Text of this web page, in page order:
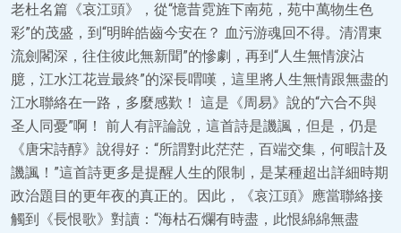
老杜名篇《哀江頭》，從“憶昔霓旌下南苑，苑中萬物生色
彩”的茂盛，到“明眸皓齒今安在？ 血污游魂回不得。清渭東
流劍閣深，往住彼此無新聞”的慘劇，再到“人生無情淚沾
臆，江水江花豈最終”的深長喟嘆，這里將人生無情跟無盡的
江水聯絡在一路，多麼感歎！ 這是《周易》說的“六合不與
圣人同憂”啊！ 前人有評論說，這首詩是譏諷，但是，仍是
《唐宋詩醇》說得好：“所謂對此茫茫，百端交集，何暇計及
譏諷！”這首詩更多是提醒人生的限制，是某種超出詳細時期
政治題目的更年夜的真正的。因此，《哀江頭》應當聯絡接
觸到《長恨歌》對讀：“海枯石爛有時盡，此恨綿綿無盡